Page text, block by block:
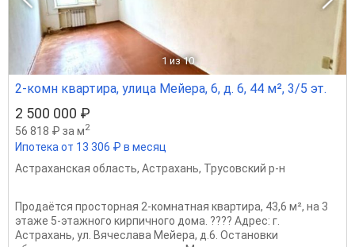
1 из 10
2-комн квартира, улица Мейера, 6, д. 6, 44 м², 3/5 эт.
2 500 000 ₽
56 818 ₽ за м2
Ипотека от 13 306 ₽ в месяц
Астраханская область, Астрахань, Трусовский р-н
Продаётся просторная 2‑комнатная квартира, 43,6 м², на 3
этаже 5‑этажного кирпичного дома. ???? Адрес: г.
Астрахань, ул. Вячеслава Мейера, д.6. Остановки